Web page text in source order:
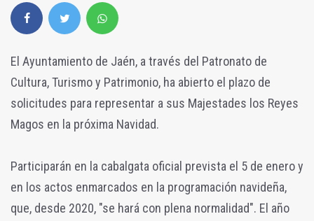
El Ayuntamiento de Jaén, a través del Patronato de
Cultura, Turismo y Patrimonio, ha abierto el plazo de
solicitudes para representar a sus Majestades los Reyes
Magos en la próxima Navidad.
Participarán en la cabalgata oficial prevista el 5 de enero y
en los actos enmarcados en la programación navideña,
que, desde 2020, "se hará con plena normalidad". El año